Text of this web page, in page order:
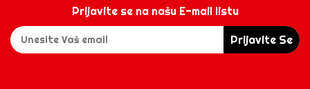
Prijavite se na našu E-mail listu
Prijavite Se